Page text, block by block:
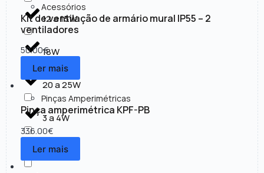
12 a 15W
18W
20 a 25W
3 a 4W
30 a 50W
Acessórios
Kit de ventilação de armário mural IP55 – 2
ventiladores
50.00€
Ler mais
Pinças Amperimétricas
Pinça amperimétrica KPF-PB
336.00€
Ler mais